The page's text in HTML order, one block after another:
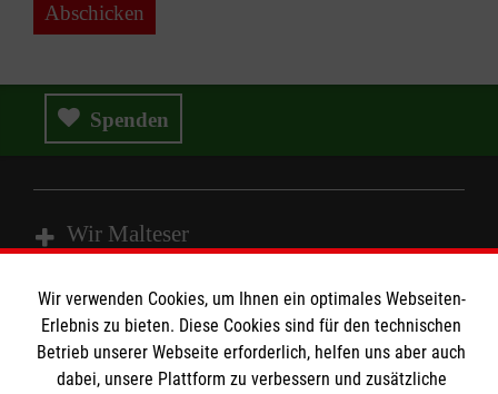
Abschicken
Spenden
Wir Malteser
Angebote & Leistungen
Kursangebote
Informationen
Wir verwenden Cookies, um Ihnen ein optimales Webseiten-
Erlebnis zu bieten. Diese Cookies sind für den technischen
Betrieb unserer Webseite erforderlich, helfen uns aber auch
dabei, unsere Plattform zu verbessern und zusätzliche